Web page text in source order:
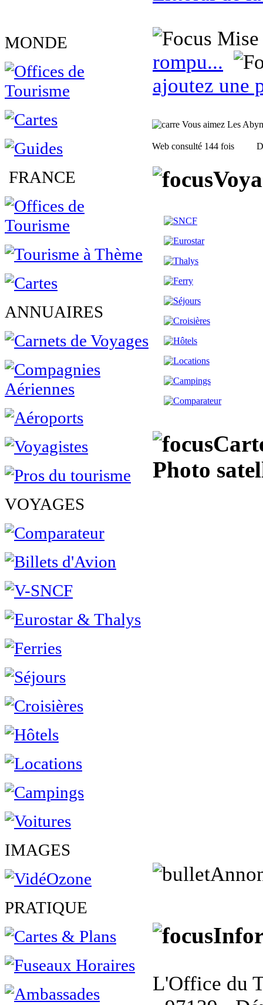
MONDE
FRANCE
ANNUAIRES
VOYAGES
IMAGES
PRATIQUE
rompu...
ajoutez une
Vous aimez Les
Web consulté 144 fois
Photo
L'Office du